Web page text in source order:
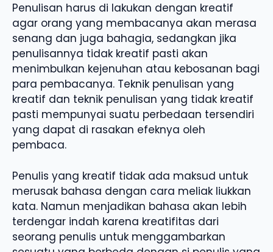
Penulisan harus di lakukan dengan kreatif
agar orang yang membacanya akan merasa
senang dan juga bahagia, sedangkan jika
penulisannya tidak kreatif pasti akan
menimbulkan kejenuhan atau kebosanan bagi
para pembacanya. Teknik penulisan yang
kreatif dan teknik penulisan yang tidak kreatif
pasti mempunyai suatu perbedaan tersendiri
yang dapat di rasakan efeknya oleh
pembaca.
Penulis yang kreatif tidak ada maksud untuk
merusak bahasa dengan cara meliak liukkan
kata. Namun menjadikan bahasa akan lebih
terdengar indah karena kreatifitas dari
seorang penulis untuk menggambarkan